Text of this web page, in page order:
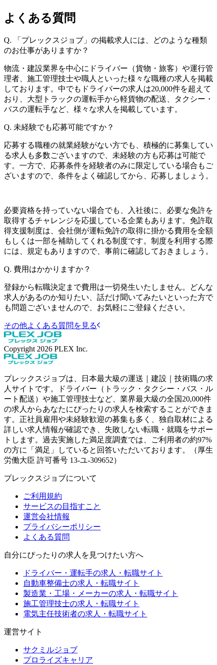
よくある質問
Q.
「プレックスジョブ」の掲載求人には、どのような種類
のお仕事がありますか？
物流・建設業界を中心にドライバー（貨物・旅客）や運行管
理者、施工管理技士や職人といった様々な職種の求人を掲載
しております。中でもドライバーの求人は20,000件を超えて
おり、大型トラックの運転手から軽貨物の配送、タクシー・
バスの運転手など、様々な求人を掲載しています。
Q. 未経験でも応募可能ですか？
応募する職種の就業経験がない方でも、積極的に募集してい
る求人も多数ございますので、未経験の方も応募は可能で
す。一方で、応募条件を経験者のみに限定している場合もご
ざいますので、条件をよく確認してから、応募しましょう。
必要資格を持っていない場合でも、入社後に、必要な免許を
取得するチャレンジを応援している企業もあります。免許取
得支援制度は、会社側が運転免許の取得に掛かる費用を全額
もしくは一部を補助してくれる制度です。制度を利用する際
には、規定もありますので、事前に確認しておきましょう。
Q. 費用はかかりますか？
登録から転職決定まで費用は一切発生いたしません。どんな
求人があるのか知りたい、話だけ聞いてみたいといった方で
も問題ございませんので、お気軽にご登録ください。
その他よくある質問を見る
Copyright 2026 PLEX Inc.
プレックスジョブは、日本最大級の運送｜建設｜技術職の求
人サイトです。ドライバー（トラック・タクシー・バス・ル
ート配送）や施工管理技士など、業界最大級の全国20,000件
の求人からあなたにぴったりの求人を検索することができま
す。正社員雇用や未経験歓迎の募集も多く、独自取材による
詳しい求人情報が確認でき、失敗しない転職・就職をサポー
トします。過去実施した満足度調査では、ご利用者の約97%
の方に「満足」していると回答いただいております。（厚生
労働大臣 許可番号 13-ユ-309652）
プレックスジョブについて
ご利用規約
サービスの目指すこと
運営会社情報
プライバシーポリシー
よくある質問
自分にぴったりの求人を見つけたい方へ
ドライバー・運転手の求人・転職サイト
自動車整備士の求人・転職サイト
製造業・工場・メーカーの求人・転職サイト
施工管理技士の求人・転職サイト
電気主任技術者の求人・転職サイト
運営サイト
サクミルジョブ
プロライズキャリア